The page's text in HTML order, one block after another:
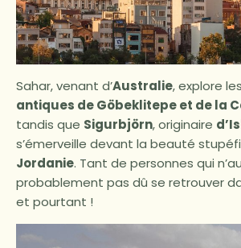
Sahar, venant d’Australie, explore les
antiques de Göbeklitepe et de la
tandis que Sigurbjörn, originaire
s’émerveille devant la beauté
Jordanie. Tant de personnes qui
probablement pas dû se retrouver
et pourtant !